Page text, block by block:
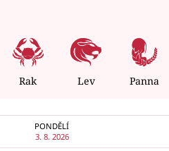
Rak Lev Panna
PONDĚLÍ
3. 8. 2026